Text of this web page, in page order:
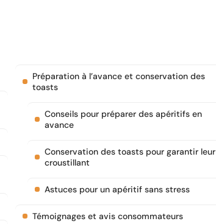
Préparation à l’avance et conservation des
toasts
Conseils pour préparer des apéritifs en
avance
Conservation des toasts pour garantir leur
croustillant
Astuces pour un apéritif sans stress
Témoignages et avis consommateurs